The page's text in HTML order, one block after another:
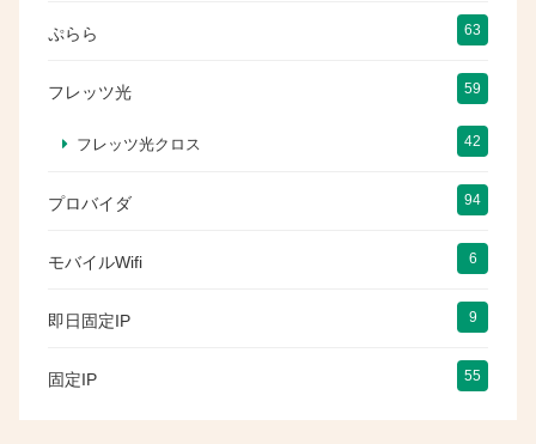
ぷらら 63
フレッツ光 59
フレッツ光クロス 42
プロバイダ 94
モバイルWifi 6
即日固定IP 9
固定IP 55